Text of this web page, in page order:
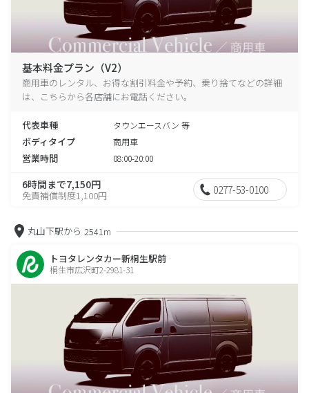
基本料金プラン（V2）
商用車のレンタル、お得な割引料金や予約、乗り捨てなどの詳細
は、こちらから各店舗にお電話ください。
代表車種 タウンエースバン 等
ボディタイプ 商用車
営業時間 08:00-20:00
6時間まで7,150円
免責補償制度1,100円 0277-53-0100
丸山下駅から 2541m
トヨタレンタカー新桐生駅前
桐生市広沢町2-2981-31